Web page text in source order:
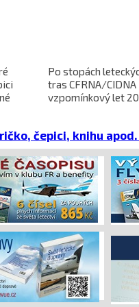
Po stopách
tras CFRNA/CIDNA
vzpomínkový let
čepici, knihu